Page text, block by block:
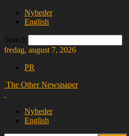
Nyheder
English
Search
fredag, august 7, 2026
PR
The Other Newspaper
Nyheder
English